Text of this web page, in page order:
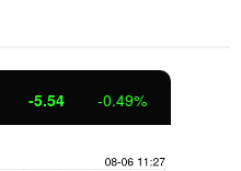
-5.62 -0.50%